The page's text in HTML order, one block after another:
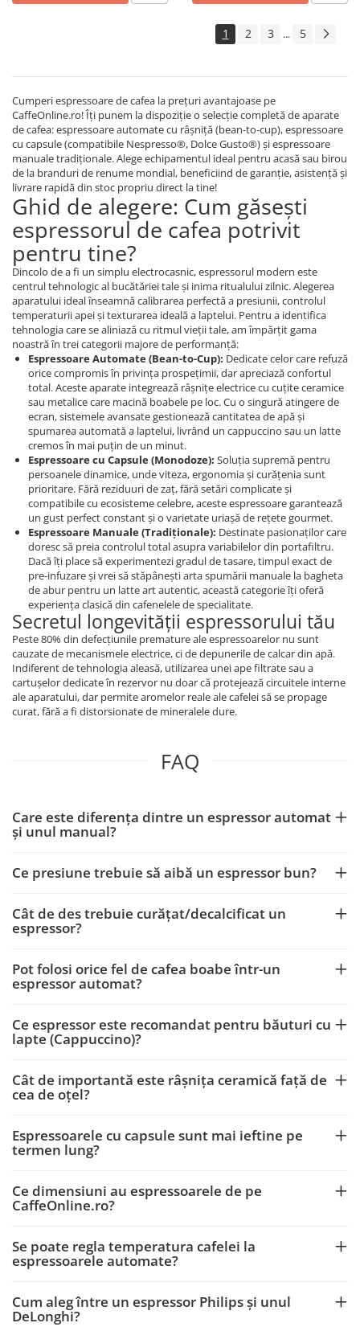
1 2 3 ... 5
Cumperi espressoare de cafea la prețuri avantajoase pe
CaffeOnline.ro! Îți punem la dispoziție o selecție completă de aparate
de cafea: espressoare automate cu râșniță (bean-to-cup), espressoare
cu capsule (compatibile Nespresso®, Dolce Gusto®) și espressoare
manuale tradiționale. Alege echipamentul ideal pentru acasă sau birou
de la branduri de renume mondial, beneficiind de garanție, asistență și
livrare rapidă din stoc propriu direct la tine!
Ghid de alegere: Cum găsești
espressorul de cafea potrivit
pentru tine?
Dincolo de a fi un simplu electrocasnic, espressorul modern este
centrul tehnologic al bucătăriei tale și inima ritualului zilnic. Alegerea
aparatului ideal înseamnă calibrarea perfectă a presiunii, controlul
temperaturii apei și texturarea ideală a laptelui. Pentru a identifica
tehnologia care se aliniază cu ritmul vieții tale, am împărțit gama
noastră în trei categorii majore de performanță:
Espressoare Automate (Bean-to-Cup): Dedicate celor care refuză
orice compromis în privința prospețimii, dar apreciază confortul
total. Aceste aparate integrează râșnițe electrice cu cuțite ceramice
sau metalice care macină boabele pe loc. Cu o singură atingere de
ecran, sistemele avansate gestionează cantitatea de apă și
spumarea automată a laptelui, livrând un cappuccino sau un latte
cremos în mai puțin de un minut.
Espressoare cu Capsule (Monodoze): Soluția supremă pentru
persoanele dinamice, unde viteza, ergonomia și curățenia sunt
prioritare. Fără reziduuri de zaț, fără setări complicate și
compatibile cu ecosisteme celebre, aceste espressoare garantează
un gust perfect constant și o varietate uriașă de rețete gourmet.
Espressoare Manuale (Tradiționale): Destinate pasionaților care
doresc să preia controlul total asupra variabilelor din portafiltru.
Dacă îți place să experimentezi gradul de tasare, timpul exact de
pre-infuzare și vrei să stăpânești arta spumării manuale la bagheta
de abur pentru un latte art autentic, această categorie îți oferă
experiența clasică din cafenelele de specialitate.
Secretul longevității espressorului tău
Peste 80% din defecțiunile premature ale espressoarelor nu sunt
cauzate de mecanismele electrice, ci de depunerile de calcar din apă.
Indiferent de tehnologia aleasă, utilizarea unei ape filtrate sau a
cartușelor dedicate în rezervor nu doar că protejează circuitele interne
ale aparatului, dar permite aromelor reale ale cafelei să se propage
curat, fără a fi distorsionate de mineralele dure.
FAQ
Care este diferența dintre un espressor automat
și unul manual?
Ce presiune trebuie să aibă un espressor bun?
Cât de des trebuie curățat/decalcificat un
espressor?
Pot folosi orice fel de cafea boabe într-un
espressor automat?
Ce espressor este recomandat pentru băuturi cu
lapte (Cappuccino)?
Cât de importantă este râșnița ceramică față de
cea de oțel?
Espressoarele cu capsule sunt mai ieftine pe
termen lung?
Ce dimensiuni au espressoarele de pe
CaffeOnline.ro?
Se poate regla temperatura cafelei la
espressoarele automate?
Cum aleg între un espressor Philips și unul
DeLonghi?